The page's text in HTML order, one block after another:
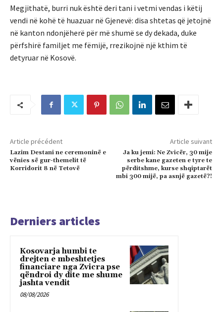
Megjithatë, burri nuk është deri tani i vetmi vendas i këtij
vendi në kohë të huazuar në Gjenevë: disa shtetas që jetojnë
në kanton ndonjëherë për më shumë se dy dekada, duke
përfshirë familjet me fëmijë, rrezikojnë një kthim të
detyruar në Kosovë.
Article précédent
Lazim Destani ne ceremoninë e
vënies së gur-themelit të
Korridorit 8 në Tetovë
Article suivant
Ja ku jemi: Ne Zvicër, 30 mije
serbe kane gazeten e tyre te
përditshme, kurse shqiptarët
mbi 300 mijë, pa asnjë gazetë?!
Derniers articles
Kosovarja humbi te
drejten e mbeshtetjes
financiare nga Zvicra pse
qëndroi dy dite me shume
jashta vendit
08/08/2026